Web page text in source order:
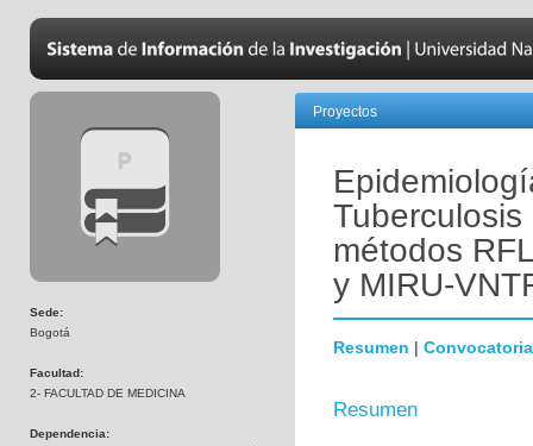
Sede:
Bogotá
Facultad:
2- FACULTAD DE MEDICINA
Dependencia:
Proyectos
métodos
y MIRU-
Resumen | Convocatoria
Resumen